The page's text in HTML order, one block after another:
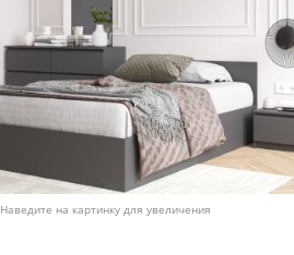
Наведите на картинку для увеличения